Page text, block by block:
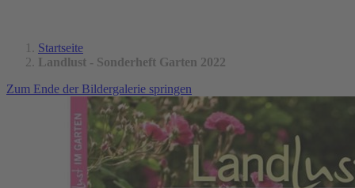
Startseite
Landlust - Sonderheft Garten 2022
Zum Ende der Bildergalerie springen